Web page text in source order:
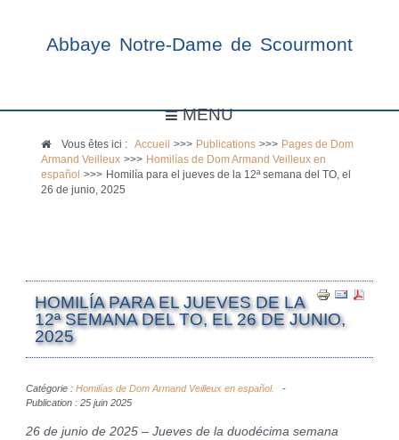
Abbaye Notre-Dame de Scourmont
MENU
Vous êtes ici :Accueil >>> Publications >>> Pages de Dom
Armand Veilleux >>> Homilías de Dom Armand Veilleux en
español
>>> Homilía para el jueves de la 12ª semana del TO, el
26 de junio, 2025
HOMILÍA PARA EL JUEVES DE LA
12ª SEMANA DEL TO, EL 26 DE JUNIO,
2025
Catégorie : Homilías de Dom Armand Veilleux en español.
Publication : 25 juin 2025
26 de junio de 2025 – Jueves de la duodécima semana